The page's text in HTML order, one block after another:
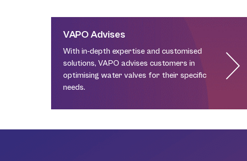
VAPO Advises
With in-depth expertise and customised
solutions, VAPO advises customers in
optimising water valves for their specific
needs.